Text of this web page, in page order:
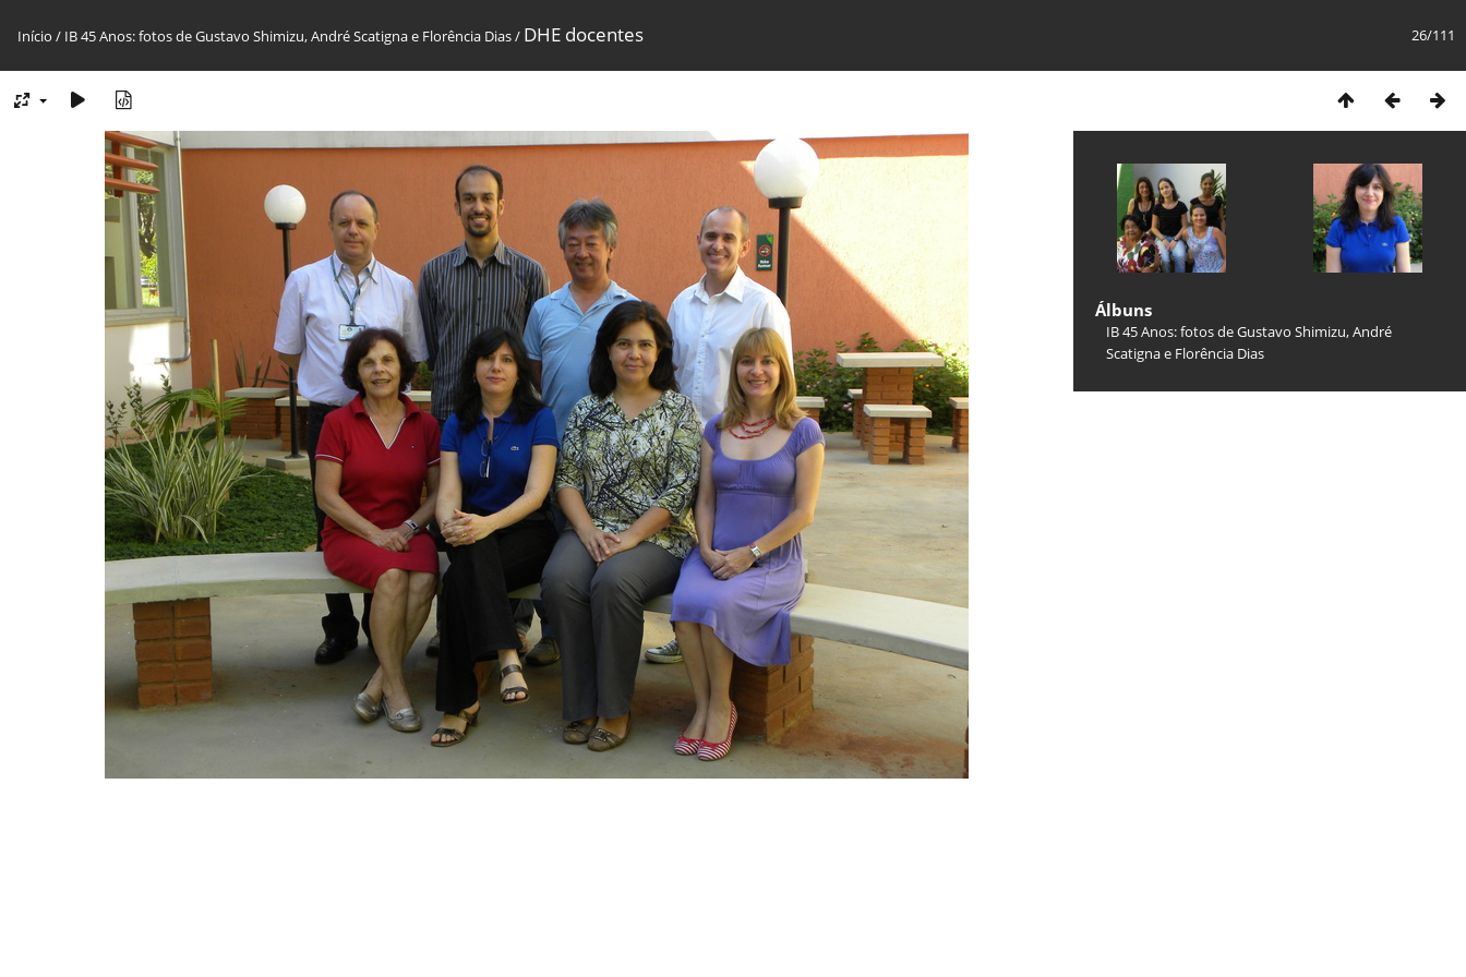
26/111
Início / IB 45 Anos: fotos de Gustavo Shimizu, André Scatigna e Florência Dias/ DHE docentes
Álbuns
IB 45 Anos: fotos de Gustavo Shimizu, André
Scatigna e Florência Dias